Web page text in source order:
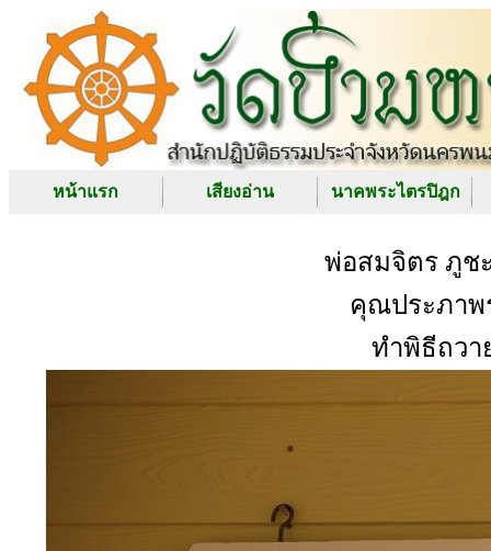
หน้าแรก เสียงอ่าน นาคพระไตรปิฎก
พ่อสมจิตร ภูช
คุณประภาพ
ทำพิธีถวา